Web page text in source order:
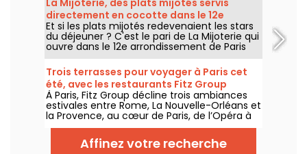
demande sont proposés midi et soir, du
mardi au dimanche.
directement en cocotte dans le 12e
arrondissement
Et si les plats mijotés redevenaient les stars
du déjeuner ? C'est le pari de La Mijoterie qui
ouvre dans le 12e arrondissement de Paris
avec une cuisine de longue cuisson
imaginée par le chef Augustin Garnier et
servie directement dans des cocottes.
Trois terrasses pour voyager à Paris cet
été, avec les restaurants Fitz Group
À Paris, Fitz Group décline trois ambiances
estivales entre Rome, La Nouvelle-Orléans et
la Provence, au cœur de Paris, de l’Opéra à
la Tour Eiffel. Chaque adresse, grâce à sa
terrasse, offre une escale à part entière,
sans quitter la capitale .
Affinez votre recherche